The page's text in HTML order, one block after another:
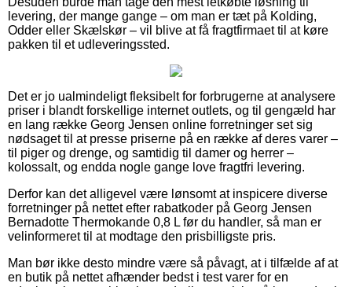
levering, der mange gange – om man er tæt på Kolding,
Odder eller Skælskør – vil blive at få fragtfirmaet til at køre
pakken til et udleveringssted.
Det er jo ualmindeligt fleksibelt for forbrugerne at analysere
priser i blandt forskellige internet outlets, og til gengæld har
en lang række Georg Jensen online forretninger set sig
nødsaget til at presse priserne på en række af deres varer –
til piger og drenge, og samtidig til damer og herrer –
kolossalt, og endda nogle gange love fragtfri levering.
Derfor kan det alligevel være lønsomt at inspicere diverse
forretninger på nettet efter rabatkoder på Georg Jensen
Bernadotte Thermokande 0,8 L før du handler, så man er
velinformeret til at modtage den prisbilligste pris.
Man bør ikke desto mindre være så påvagt, at i tilfælde af at
en butik på nettet afhænder bedst i test varer for en